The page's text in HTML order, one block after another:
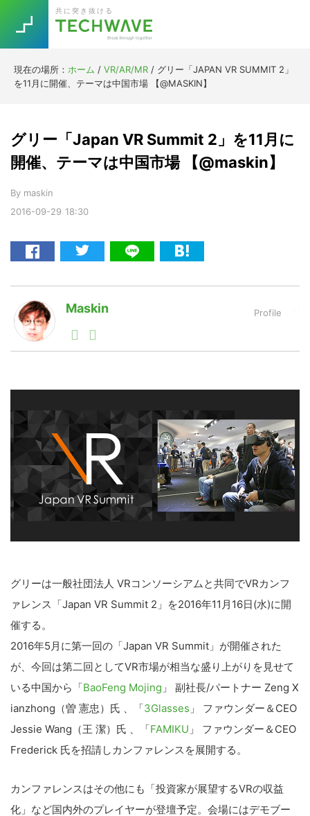
primary
navigation
main
content
primary
sidebar
footer
共に突き抜ける
現在の場所： ホーム / VR/AR/MR / グリー「JAPAN VR SUMMIT 2」
を11月に開催、テーマは中国市場 【@MASKIN】
2016-09-29 18:30
グリー「Japan VR Summit 2」を11月に
開催、テーマは中国市場 【@maskin】
By maskin
Maskin
1990年代初頭から記者としてまた起業家としてITスタ
ートアップ業界のハードウェアからソフトウェアの事業
注目される。通信キャリアのニュースポータルの創業デ
スクとして数億PV事業に。世界最大IT系メディア（ス
ペイン）の元日本編集長、World Innovation Lab(WiL)
などを経て、現在、スタートアップ支援側の取り組みに
注力中。
グリーは一般社団法人 VRコンソーシアムと共同でVRカンフ
ァレンス「Japan VR Summit 2」を2016年11月16日(水)に開
催する。
2016年5月に第一回の「Japan VR Summit」が開催された
が、今回は第二回としてVR市場が相当な盛り上がりを見せて
いる中国から「BaoFeng Mojing 」 副社長/パートナー Zeng X
ianzhong（曽 憲忠）氏 、「3Glasses 」 ファウンダー＆CEO
Jessie Wang（王 潔）氏 、「FAMIKU 」 ファウンダー＆CEO
Frederick 氏を招請しカンファレンスを展開する。
カンファレンスはその他にも「投資家が展望するVRの収益
化」など国内外のプレイヤーが登壇予定。会場にはデモブー
TOPICS
RE:LIFE
Re:Work
AI
VR/AR
[Startup]
[Voice Edition]
[YouTube]
Block Data Bank
Trend 今話題の注目キーワード
5G Asana テレワーク